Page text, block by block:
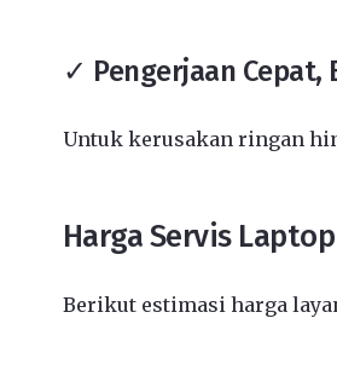
✓ Pengerjaan Cepat,
Untuk kerusakan ringan
Harga Servis
Berikut estimasi harga